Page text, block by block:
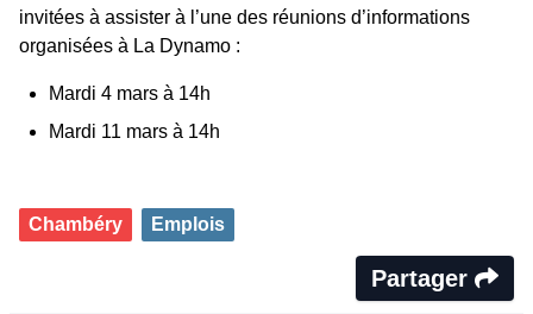
invitées à assister à l’une des réunions d’informations
organisées à La Dynamo :
Mardi 4 mars à 14h
Mardi 11 mars à 14h
Chambéry Emplois
Partager